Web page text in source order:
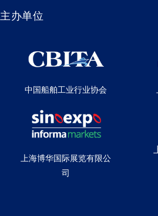
主办单位
中国船舶工业行业协会
上海博华国际展览有限公
司